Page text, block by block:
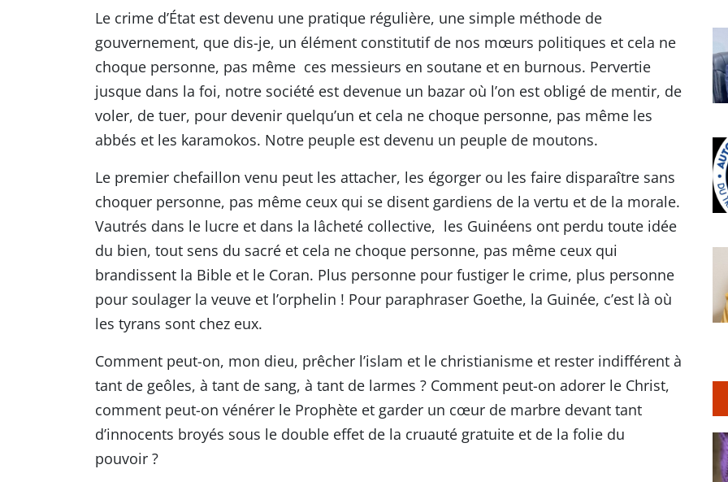
Le crime d’État est devenu une pratique régulière, une simple méthode de
gouvernement, que dis-je, un élément constitutif de nos mœurs politiques et cela ne
choque personne, pas même ces messieurs en soutane et en burnous. Pervertie
jusque dans la foi, notre société est devenue un bazar où l’on est obligé de mentir, de
voler, de tuer, pour devenir quelqu’un et cela ne choque personne, pas même les
abbés et les karamokos. Notre peuple est devenu un peuple de moutons.
Le premier chefaillon venu peut les attacher, les égorger ou les faire disparaître sans
choquer personne, pas même ceux qui se disent gardiens de la vertu et de la morale.
Vautrés dans le lucre et dans la lâcheté collective, les Guinéens ont perdu toute idée
du bien, tout sens du sacré et cela ne choque personne, pas même ceux qui
brandissent la Bible et le Coran. Plus personne pour fustiger le crime, plus personne
pour soulager la veuve et l’orphelin ! Pour paraphraser Goethe, la Guinée, c’est là où
les tyrans sont chez eux.
Comment peut-on, mon dieu, prêcher l’islam et le christianisme et rester indifférent à
tant de geôles, à tant de sang, à tant de larmes ? Comment peut-on adorer le Christ,
comment peut-on vénérer le Prophète et garder un cœur de marbre devant tant
d’innocents broyés sous le double effet de la cruauté gratuite et de la folie du
pouvoir ?